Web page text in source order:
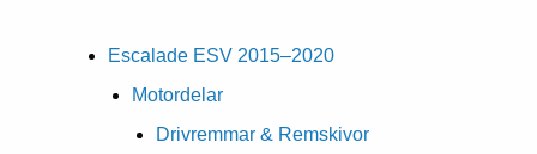
Escalade ESV 2015–2020
Motordelar
Drivremmar & Remskivor